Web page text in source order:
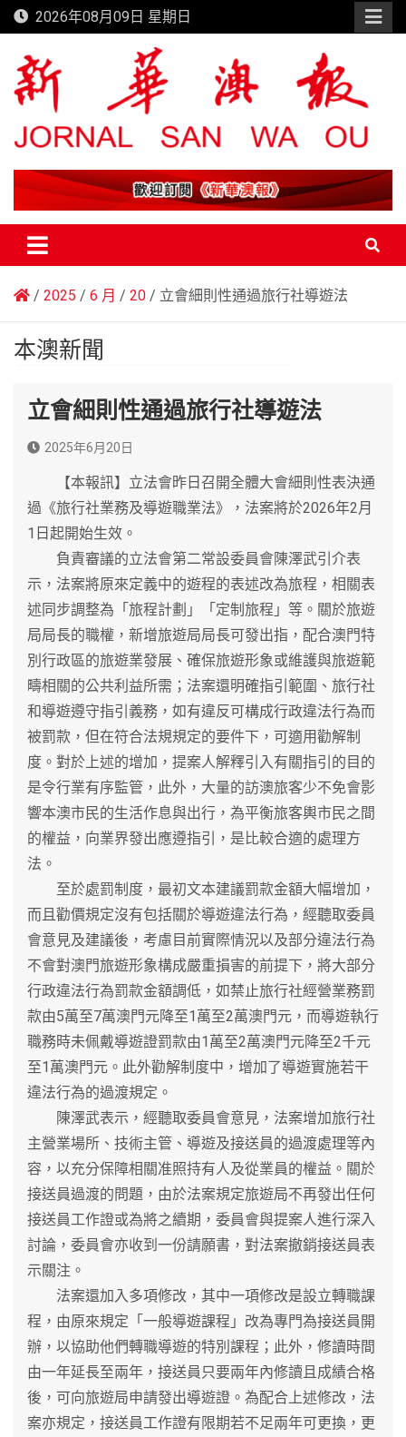
Skip
to
content
2026年08月09日 星期日
新華澳報
2025 6 月 20 立會細則性通過旅行社導遊法
本澳新聞
立會細則性通過旅行社導遊法
2025年6月20日
【本報訊】立法會昨日召開全體大會細則性表決通
過《旅行社業務及導遊職業法》，法案將於2026年2月
1日起開始生效。
負責審議的立法會第二常設委員會陳澤武引介表
示，法案將原來定義中的遊程的表述改為旅程，相關表
述同步調整為「旅程計劃」「定制旅程」等。關於旅遊
局局長的職權，新增旅遊局局長可發出指，配合澳門特
別行政區的旅遊業發展、確保旅遊形象或維護與旅遊範
疇相關的公共利益所需；法案還明確指引範圍、旅行社
和導遊遵守指引義務，如有違反可構成行政違法行為而
被罰款，但在符合法規規定的要件下，可適用勸解制
度。對於上述的增加，提案人解釋引入有關指引的目的
是令行業有序監管，此外，大量的訪澳旅客少不免會影
響本澳市民的生活作息與出行，為平衡旅客輿市民之間
的權益，向業界發出應遵指引，是比較合適的處理方
法。
至於處罰制度，最初文本建議罰款金額大幅增加，
而且勸價規定沒有包括關於導遊違法行為，經聽取委員
會意見及建議後，考慮目前實際情況以及部分違法行為
不會對澳門旅遊形象構成嚴重損害的前提下，將大部分
行政違法行為罰款金額調低，如禁止旅行社經營業務罰
款由5萬至7萬澳門元降至1萬至2萬澳門元，而導遊執行
職務時未佩戴導遊證罰款由1萬至2萬澳門元降至2千元
至1萬澳門元。此外勸解制度中，增加了導遊實施若干
違法行為的過渡規定。
陳澤武表示，經聽取委員會意見，法案增加旅行社
主營業場所、技術主管、導遊及接送員的過渡處理等內
容，以充分保障相關准照持有人及從業員的權益。關於
接送員過渡的問題，由於法案規定旅遊局不再發出任何
接送員工作證或為將之續期，委員會與提案人進行深入
討論，委員會亦收到一份請願書，對法案撤銷接送員表
示關注。
法案還加入多項修改，其中一項修改是設立轉職課
程，由原來規定「一般導遊課程」改為專門為接送員開
辦，以協助他們轉職導遊的特別課程；此外，修讀時間
由一年延長至兩年，接送員只要兩年內修讀且成績合格
後，可向旅遊局申請發出導遊證。為配合上述修改，法
案亦規定，接送員工作證有限期若不足兩年可更換，更